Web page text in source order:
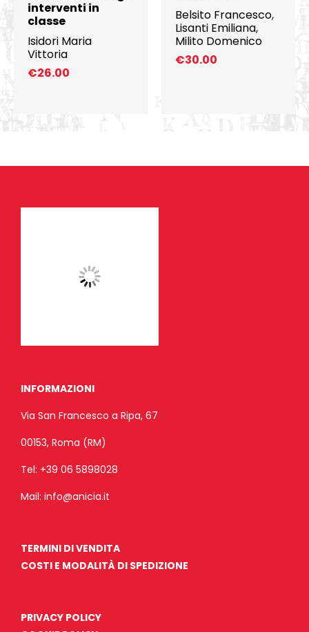
interventi in
classe
Isidori Maria
Vittoria
€26.00
Belsito Francesco,
Lisanti Emiliana,
Milito Domenico
€30.00
INFORMAZIONI
Via San Francesco a Ripa, 67
00153, Roma (RM)
Tel: +39 06 5898028
Mail: info@anicia.it
TERMINI DI VENDITA
COSTI E MODALITÀ DI SPEDIZIONE
PRIVACY POLICY